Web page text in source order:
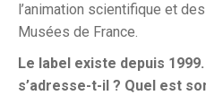
l’animation scientifique et
Musées de France.
Le label existe depuis
s’adresse-t-il ? Quel est